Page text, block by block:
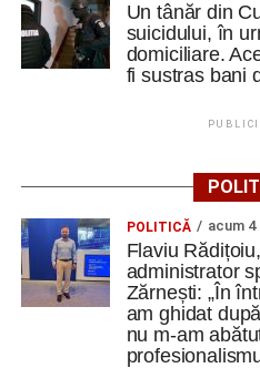
Un tânăr din
suicidului, în
domiciliare.
fi sustras bani
POLITICĂ acum 4
Flaviu
administrator
Zărnești: „În
am ghidat
nu m-am